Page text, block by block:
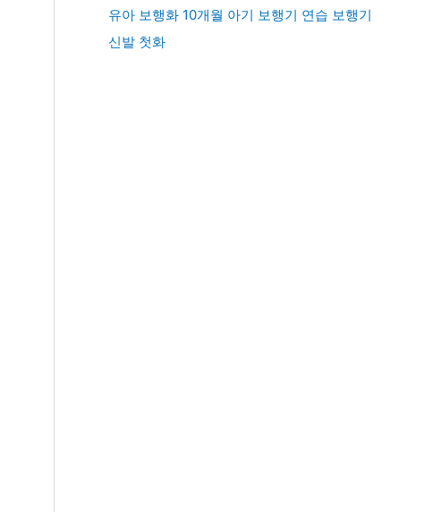
유아 보행화 10개월 아기 보행기 연습 보행기
신발 첫화